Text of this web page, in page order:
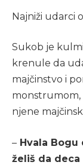
Najniži udarci
Sukob je
krenule da
majčinstvo i
monstrumom,
njene
– Hvala Bogu
želiš da deca